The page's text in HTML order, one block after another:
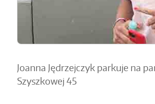
Joanna Jędrzejczyk parkuje na
Szyszkowej 45